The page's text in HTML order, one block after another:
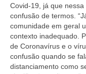
Fiscalização
Legislações
Decisões
Covid-19, já que
confusão de termos.
comunidade em geral
contexto inadequado.
de Coronavírus e o
confusão quando se
distanciamento como